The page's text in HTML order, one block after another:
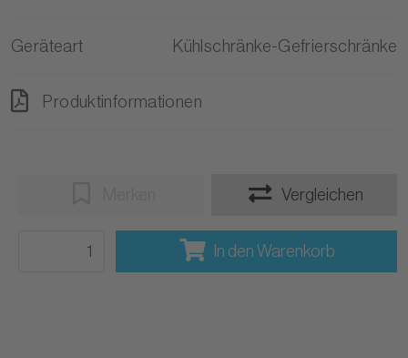
Geräteart Kühlschränke-Gefrierschränke
Produktinformationen
Vergleichen
In den Warenkorb